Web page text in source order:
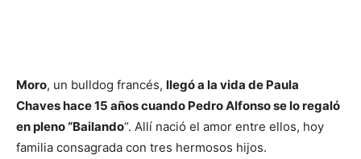
Moro, un bulldog francés, llegó a la vida de Paula
Chaves hace 15 años cuando Pedro Alfonso se lo regaló
en pleno “Bailando“. Allí nació el amor entre ellos, hoy
familia consagrada con tres hermosos hijos.